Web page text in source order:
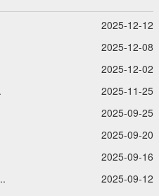
2025-12-12
2025-12-08
2025-12-02
2025-11-25
2025-09-25
2025-09-20
2025-09-16
2025-09-12